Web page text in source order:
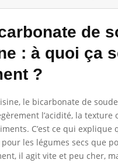
de
: à quoi ça
?
le bicarbonate de
l’acidité, la texture
C’est ce qui explique
les légumes secs que
il agit vite et peu cher,